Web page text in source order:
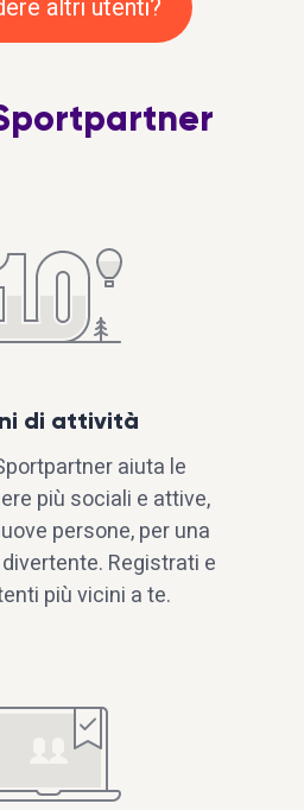
altri utenti?
di attività
aiuta le
più sociali e attive,
persone, per una
Registrati e
più vicini a te.